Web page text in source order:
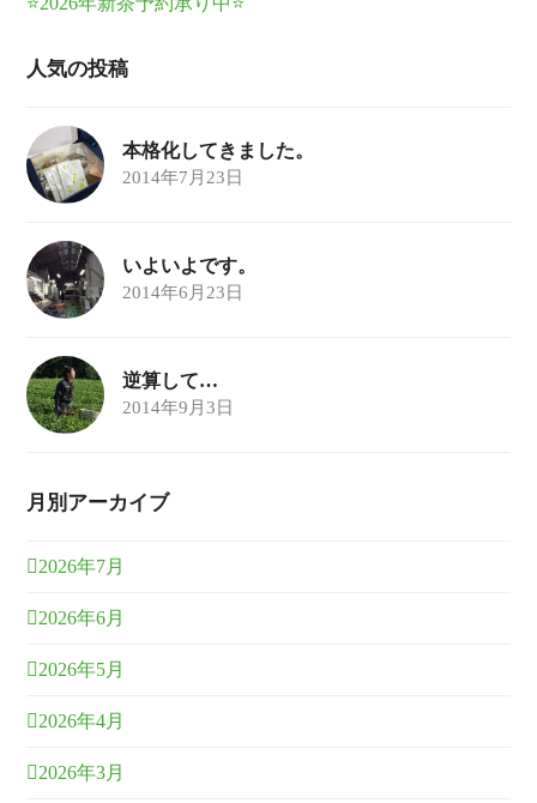
人気の投稿
本格化してきました。
2014年7月23日
いよいよです。
2014年6月23日
逆算して…
2014年9月3日
月別アーカイブ
2026年7月
2026年6月
2026年5月
2026年4月
2026年3月